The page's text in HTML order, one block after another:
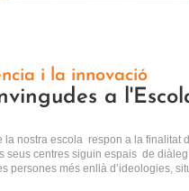
i la innovació
a
la nostra escola respon a la finalitat
seus centres siguin espais de
persones més enllà d’ideologies,